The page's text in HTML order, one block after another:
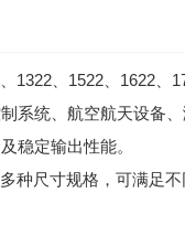
1322、1522、1622
系统、航空航天设备
稳定输出性能。
尺寸规格，可满足不